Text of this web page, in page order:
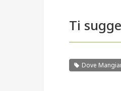
Ti
Dove